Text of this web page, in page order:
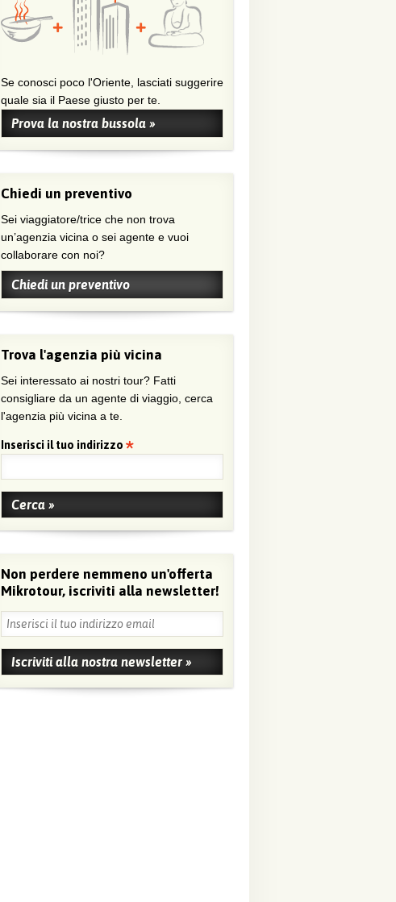
Se conosci poco l'Oriente, lasciati suggerire
quale sia il Paese giusto per te.
Prova la nostra bussola »
Chiedi un preventivo
Sei viaggiatore/trice che non trova
un’agenzia vicina o sei agente e vuoi
collaborare con noi?
Chiedi un preventivo
Trova l'agenzia più vicina
Sei interessato ai nostri tour? Fatti
consigliare da un agente di viaggio, cerca
l'agenzia più vicina a te.
Inserisci il tuo indirizzo
Non perdere nemmeno un'offerta
Mikrotour, iscriviti alla newsletter!